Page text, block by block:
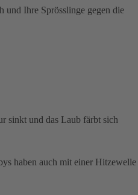
und Ihre Sprösslinge gegen die
sinkt und das Laub färbt sich